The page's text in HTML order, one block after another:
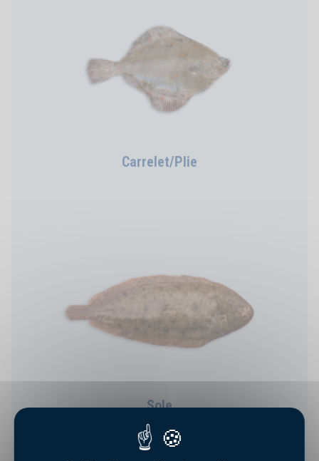
Carrelet/Plie
Sole